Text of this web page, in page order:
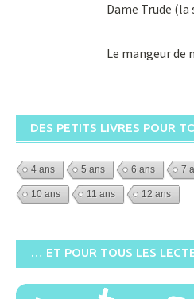
Dame Trude (la
Le mangeur de
DES PETITS LIVRES POUR
4 ans 5 ans 6 ans 7
10 ans 11 ans 12 ans
… ET POUR TOUS LES